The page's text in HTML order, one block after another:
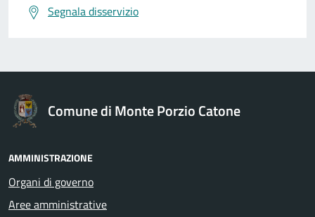
Segnala disservizio
Comune di Monte Porzio Catone
AMMINISTRAZIONE
Organi di governo
Aree amministrative